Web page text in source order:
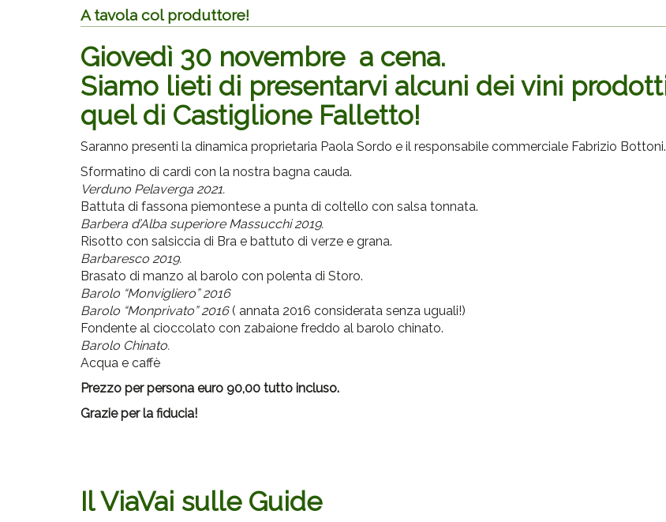
A tavola col produttore!
Giovedì 30 novembre a cena.
Siamo lieti di presentarvi alcuni dei vini
quel di Castiglione Falletto!
Saranno presenti la dinamica proprietaria Paola Sordo e il responsabile commerciale Fabrizio Bottoni.
Sformatino di cardi con la nostra bagna cauda.
Verduno Pelaverga 2021.
Battuta di fassona piemontese a punta di coltello con salsa tonnata.
Barbera d’Alba superiore Massucchi 2019.
Risotto con salsiccia di Bra e battuto di verze e grana.
Barbaresco 2019.
Brasato di manzo al barolo con polenta di Storo.
Barolo “Monvigliero” 2016
Barolo “Monprivato” 2016( annata 2016 considerata senza uguali!)
Fondente al cioccolato con zabaione freddo al barolo chinato.
Barolo Chinato.
Acqua e caffè
Prezzo per persona euro 90,00 tutto incluso.
Grazie per la fiducia!
Il ViaVai sulle Guide